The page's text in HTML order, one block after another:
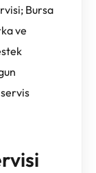
Bursa
ve